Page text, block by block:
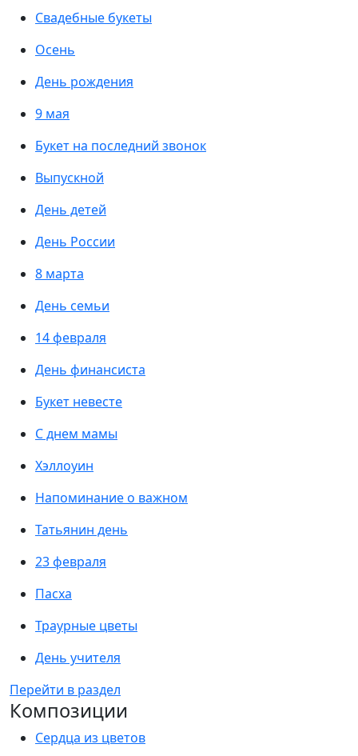
Свадебные букеты
Осень
День рождения
9 мая
Букет на последний звонок
Выпускной
День детей
День России
8 марта
День семьи
14 февраля
День финансиста
Букет невесте
С днем мамы
Хэллоуин
Напоминание о важном
Татьянин день
23 февраля
Пасха
Траурные цветы
День учителя
Перейти в раздел
Композиции
Сердца из цветов